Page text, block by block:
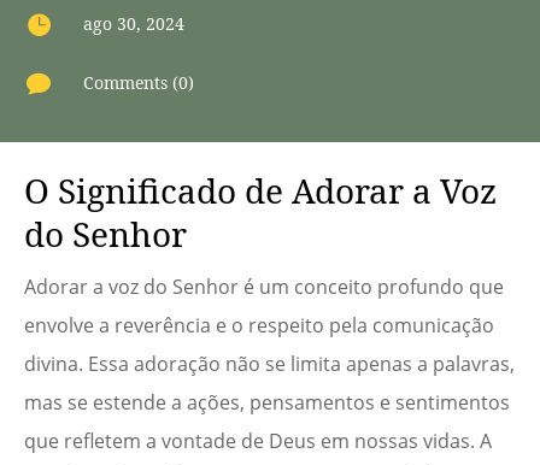
 ago 30, 2024
 Comments (0)
O Significado de Adorar a Voz
do Senhor
Adorar a voz do Senhor é um conceito profundo que
envolve a reverência e o respeito pela comunicação
divina. Essa adoração não se limita apenas a palavras,
mas se estende a ações, pensamentos e sentimentos
que refletem a vontade de Deus em nossas vidas. A